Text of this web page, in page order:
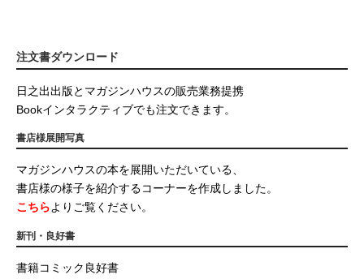
注文書ダウンロード
日之出出版とマガジンハウスの販売業務提携
Bookインタラクティブでも注文できます。
書店様展開写真
マガジンハウスの本を展開いただいている、
書店様の様子を紹介するコーナーを作成しました。
こちらよりご覧ください。
新刊・良好書
書籍コミック良好書